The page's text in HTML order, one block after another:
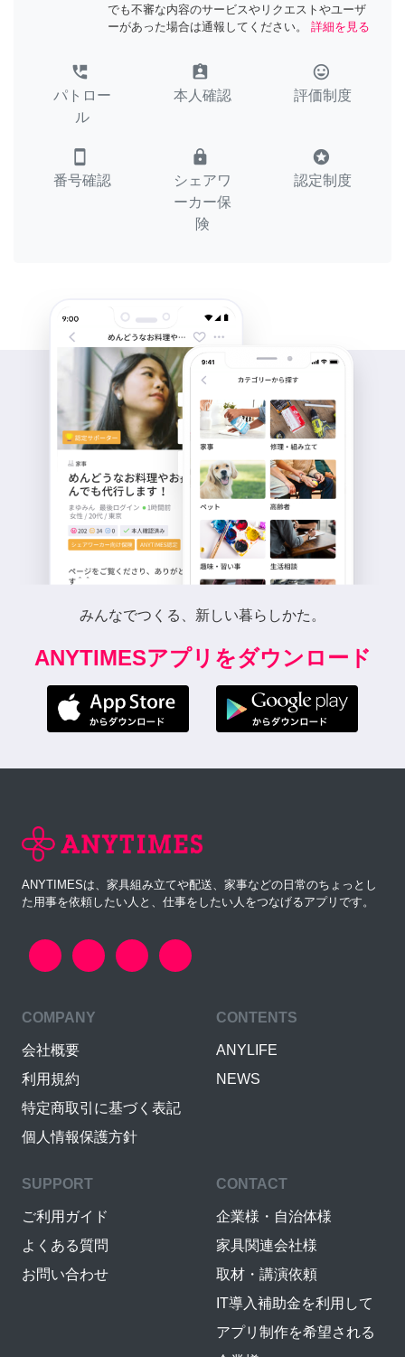
でも不審な内容のサービスやリクエストやユーザ
ーがあった場合は通報してください。
詳細を見る
perm_phone_msg
パトロー
ル
assignment_ind
本人確認
tag_faces
評価制度
smartphone
番号確認
lock
シェアワ
ーカー保
険
stars
認定制度
みんなでつくる、新しい暮らしかた。
ANYTIMESアプリをダウンロード
ANYTIMESは、家具組み立てや配送、家事などの日常のちょっとし
た用事を依頼したい人と、仕事をしたい人をつなげるアプリです。
COMPANY
会社概要
利用規約
特定商取引に基づく表記
個人情報保護方針
CONTENTS
ANYLIFE
NEWS
SUPPORT
ご利用ガイド
よくある質問
お問い合わせ
CONTACT
企業様・自治体様
家具関連会社様
取材・講演依頼
IT導入補助金を利用して
アプリ制作を希望される